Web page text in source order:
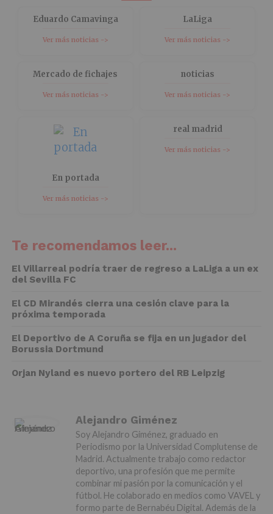
Eduardo Camavinga
Ver más noticias ->
LaLiga
Ver más noticias ->
Mercado de fichajes
Ver más noticias ->
noticias
Ver más noticias ->
En portada
Ver más noticias ->
real madrid
Ver más noticias ->
Te recomendamos leer...
El Villarreal podría traer de regreso a LaLiga a un ex
del Sevilla FC
El CD Mirandés cierra una cesión clave para la
próxima temporada
El Deportivo de A Coruña se fija en un jugador del
Borussia Dortmund
Orjan Nyland es nuevo portero del RB Leipzig
Alejandro Giménez
Soy Alejandro Giménez, graduado en
Periodismo por la Universidad Complutense de
Madrid. Actualmente trabajo como redactor
deportivo, una profesión que me permite
combinar mi pasión por la comunicación y el
fútbol. He colaborado en medios como VAVEL y
formo parte de Bernabéu Digital. Además de la